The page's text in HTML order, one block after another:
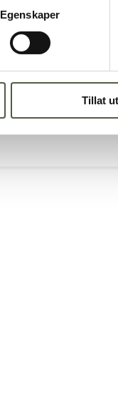
Egenskaper
Tillat